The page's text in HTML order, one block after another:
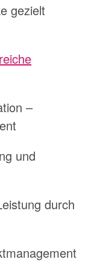
gezielt
–
und
durch